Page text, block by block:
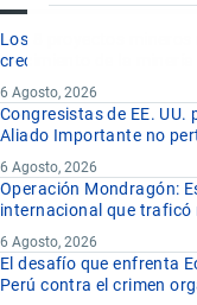
Los 8 proyectos mineros
crecimiento de la
6 Agosto, 2026
Congresistas de EE.
Aliado Importante no
6 Agosto, 2026
Operación Mondragón:
internacional que traficó
6 Agosto, 2026
El desafío que enfrenta
Perú contra el crimen